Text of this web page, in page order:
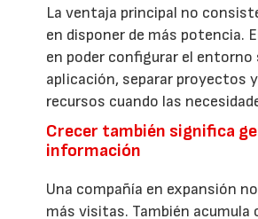
La ventaja principal no
en disponer de más potencia.
en poder configurar el entorno
aplicación, separar proyectos
recursos cuando las
Crecer también significa
información
Una compañía en expansión
más visitas. También acumula